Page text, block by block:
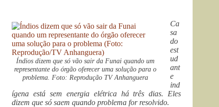
Índios dizem que só vão sair da Funai quando um
representante do órgão oferecer uma solução para o
problema. Foto: Reprodução TV Anhanguera
Ca
sa
do
est
ud
ant
e
ind
ígena está sem energia elétrica há três dias. Eles
dizem que só saem quando problema for resolvido.